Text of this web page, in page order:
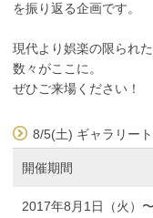
を振り返る企画です。
現代より娯楽の限られ
数々がここに。
ぜひご来場ください！
8/5(土) ギャラリー
開催期間
2017年8月1日（火）